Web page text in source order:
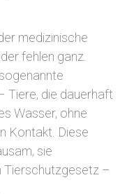
medizinische
fehlen ganz.
Tiere, die dauerhaft
Wasser, ohne
Kontakt. Diese
sie
Tierschutzgesetz –